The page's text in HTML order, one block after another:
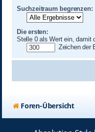
Suchzeitraum begrenzen:
Die ersten:
Stelle 0 als Wert ein, damit
Zeichen der
Foren-Übersicht